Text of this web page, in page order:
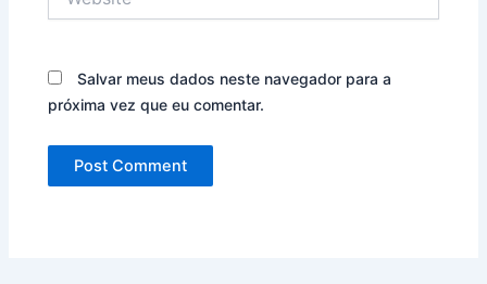
Salvar meus dados neste navegador para a
próxima vez que eu comentar.